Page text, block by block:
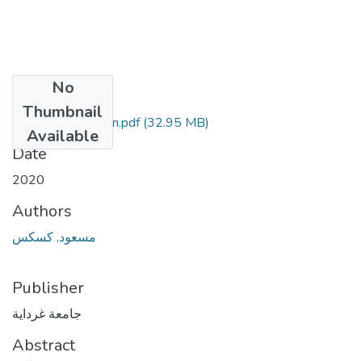
No
Thumbnail
Available
كسكس مسعود-min.pdf(32.95 MB)
Date
2020
Authors
مسعود, كسكس
Publisher
جامعة غرداية
Abstract